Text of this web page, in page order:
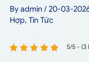
By admin / 20-03-
Hợp, Tin Tức
5/5 - (3